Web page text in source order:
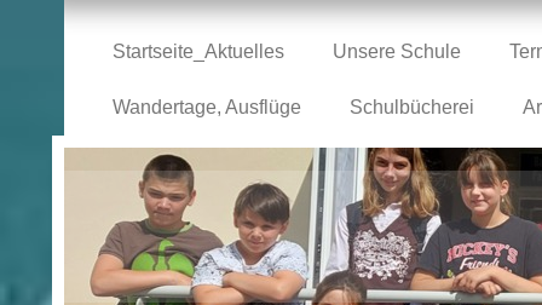
Startseite_Aktuelles Unsere Schule
Wandertage, Ausflüge Schulbücherei